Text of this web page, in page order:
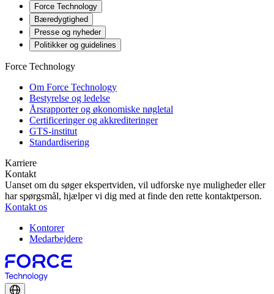
Force Technology
Bæredygtighed
Presse og nyheder
Politikker og guidelines
Force Technology
Om Force Technology
Bestyrelse og ledelse
Årsrapporter og økonomiske nøgletal
Certificeringer og akkrediteringer
GTS-institut
Standardisering
Karriere
Kontakt
Uanset om du søger ekspertviden, vil udforske nye muligheder eller
har spørgsmål, hjælper vi dig med at finde den rette kontaktperson.
Kontakt os
Kontorer
Medarbejdere